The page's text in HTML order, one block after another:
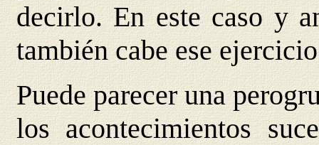
decirlo. En este caso y
también cabe ese
Puede parecer una
los acontecimientos